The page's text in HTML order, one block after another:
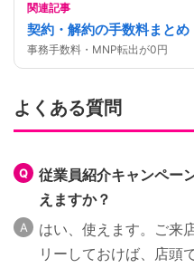
関連記事
契約・解約の手数料まとめ
事務手数料・MNP転出が0円
よくある質問
従業員紹介キャンペー
えますか？
はい、使えます。ご来
リーしておけば、店頭